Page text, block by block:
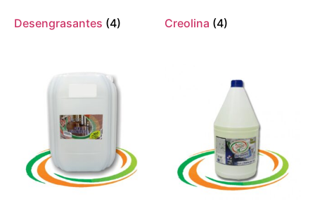
Desengrasantes (4) Creolina (4)